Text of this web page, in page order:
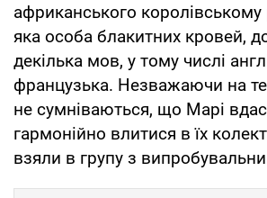
африканського королівському
яка особа блакитних кровей,
декілька мов, у тому числі
французька. Незважаючи на
не сумніваються, що Марі
гармонійно влитися в їх
взяли в групу з